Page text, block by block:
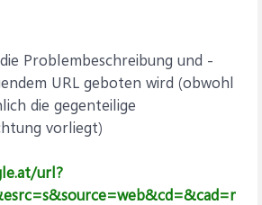
Problembeschreibung und -
URL geboten wird (obwohl
die gegenteilige
vorliegt)
url?